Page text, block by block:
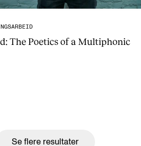
The Poetics of a Multiphonic
Se flere resultater